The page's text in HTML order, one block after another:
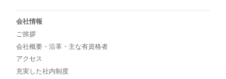
会社情報
ご挨拶
会社概要・沿革・主な有資格者
アクセス
充実した社内制度